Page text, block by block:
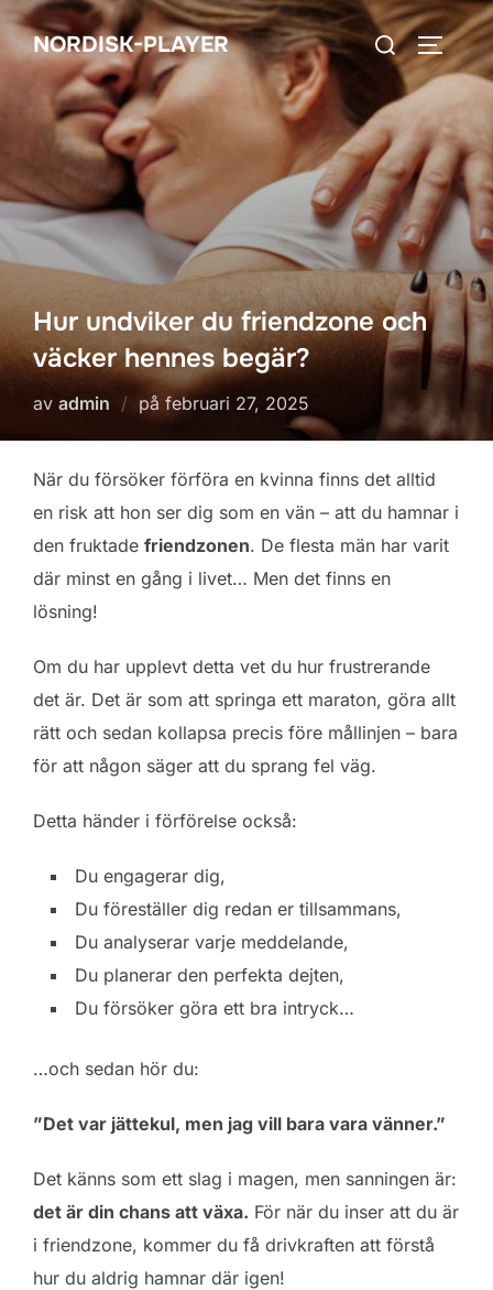
Hoppa
innehåll
NORDISK-PLAYER
Sök
efter:
SLÅ
Hur undviker du friendzone och
väcker hennes begär?
av admin på Publicerat
februari 27, 2025
När du försöker förföra en kvinna finns det alltid
en risk att hon ser dig som en vän – att du hamnar i
den fruktade friendzonen. De flesta män har varit
där minst en gång i livet… Men det finns en
lösning!
Om du har upplevt detta vet du hur frustrerande
det är. Det är som att springa ett maraton, göra allt
rätt och sedan kollapsa precis före mållinjen – bara
för att någon säger att du sprang fel väg.
Detta händer i förförelse också:
Du engagerar dig,
Du föreställer dig redan er tillsammans,
Du analyserar varje meddelande,
Du planerar den perfekta dejten,
Du försöker göra ett bra intryck…
…och sedan hör du:
”Det var jättekul, men jag vill bara vara vänner.”
Det känns som ett slag i magen, men sanningen är:
det är din chans att växa. För när du inser att du är
i friendzone, kommer du få drivkraften att förstå
hur du aldrig hamnar där igen!